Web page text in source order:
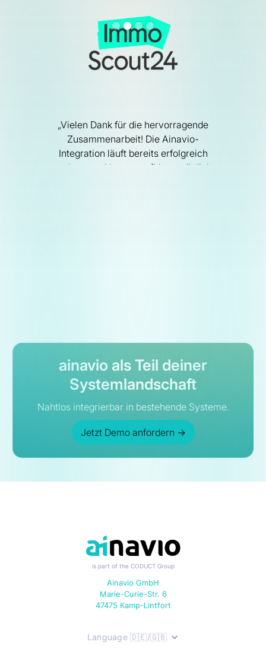
„Vielen Dank für die hervorragende
Zusammenarbeit! Die Ainavio-
Integration läuft bereits erfolgreich
und unsere Nutzer profitieren täglich
ainavio als Teil deiner
Systemlandschaft
Nahtlos integrierbar in bestehende Systeme.
Jetzt Demo anfordern →
is part of the CODUCT Group
Ainavio GmbH
Marie-Curie-Str. 6
47475 Kamp-Lintfort
Language 🇩🇪/🇬🇧